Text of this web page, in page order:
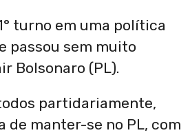
turno em uma política
passou sem muito
Bolsonaro (PL).
partidariamente,
manter-se no PL, com